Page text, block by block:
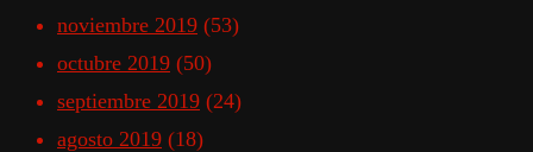
noviembre 2019 (53)
octubre 2019 (50)
septiembre 2019 (24)
agosto 2019 (18)